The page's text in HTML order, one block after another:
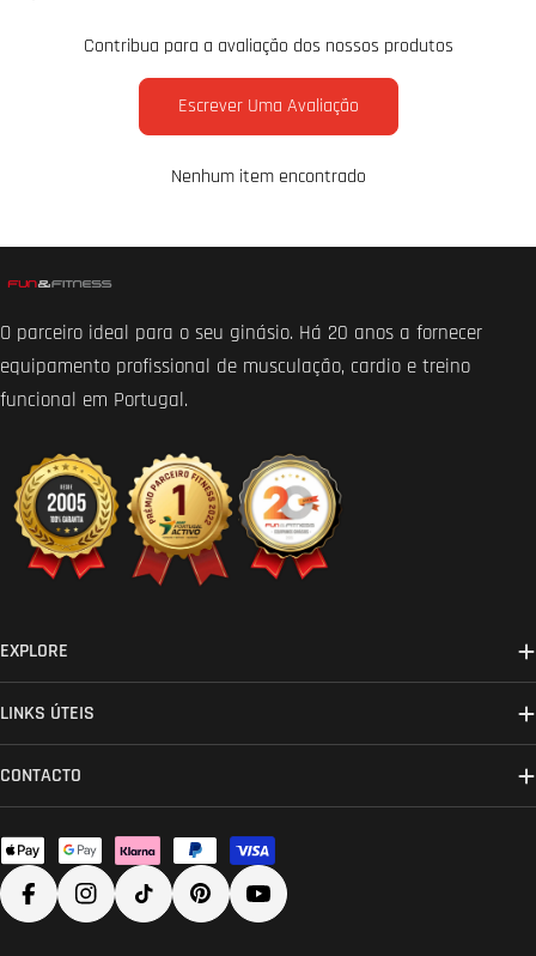
Contribua para a avaliação dos nossos produtos
Escrever Uma Avaliação
Nenhum item encontrado
O parceiro ideal para o seu ginásio. Há 20 anos a fornecer
equipamento profissional de musculação, cardio e treino
funcional em Portugal.
EXPLORE
LINKS ÚTEIS
CONTACTO
Métodos
de
pagamento
FacebookInstagram
TikTokPinterestYouTube